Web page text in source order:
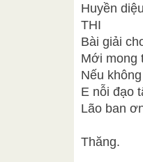
Huyền
THI
Bài giải
Mới mong
Nếu
E nỗi đạo
Lão ban
Thăng.